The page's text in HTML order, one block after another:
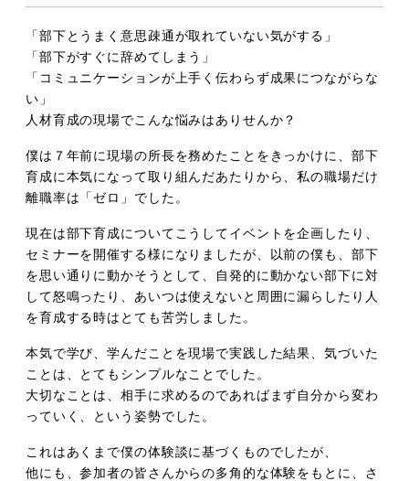
「部下とうまく意思疎通が取れていない気がする」
「部下がすぐに辞めてしまう」
「コミュニケーションが上手く伝わらず成果につながらな
い」
人材育成の現場でこんな悩みはありせんか？
僕は７年前に現場の所長を務めたことをきっかけに、部下
育成に本気になって取り組んだあたりから、私の職場だけ
離職率は「ゼロ」でした。
現在は部下育成についてこうしてイベントを企画したり、
セミナーを開催する様になりましたが、以前の僕も、部下
を思い通りに動かそうとして、自発的に動かない部下に対
して怒鳴ったり、あいつは使えないと周囲に漏らしたり人
を育成する時はとても苦労しました。
本気で学び、学んだことを現場で実践した結果、気づいた
ことは、とてもシンプルなことでした。
大切なことは、相手に求めるのであればまず自分から変わ
っていく、という姿勢でした。
これはあくまで僕の体験談に基づくものでしたが、
他にも、参加者の皆さんからの多角的な体験をもとに、さ